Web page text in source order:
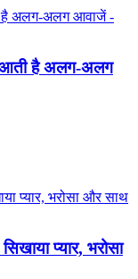
आती है अलग-अलग
प्यार, भरोसा